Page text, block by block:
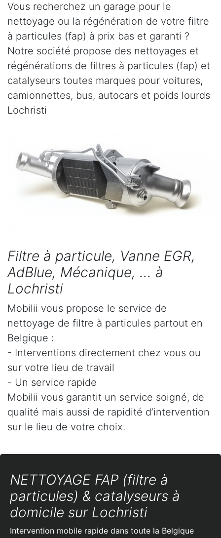
Vous recherchez un garage pour le
nettoyage ou la régénération de votre filtre
à particules (fap) à prix bas et garanti ?
Notre société propose des nettoyages et
régénérations de filtres à particules (fap) et
catalyseurs toutes marques pour voitures,
camionnettes, bus, autocars et poids lourds
Lochristi
Filtre à particule, Vanne EGR,
AdBlue, Mécanique, ... à
Lochristi
Mobilii vous propose le service de
nettoyage de filtre à particules partout en
Belgique :
- Interventions directement chez vous ou
sur votre lieu de travail
- Un service rapide
Mobilii vous garantit un service soigné, de
qualité mais aussi de rapidité d’intervention
sur le lieu de votre choix.
NETTOYAGE FAP (filtre à
particules) & catalyseurs à
domicile sur Lochristi
Intervention mobile rapide dans toute la Belgique